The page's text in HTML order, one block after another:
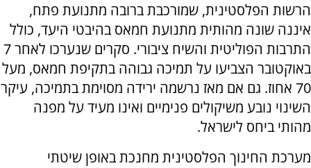
הרשות הפלסטינית, שמורכבת ברובה מתנועת פתח,
איננה שונה מהותית מתנועת חמאס בהיבטי היעד, כולל
התרבות הפוליטית והשיח ציבורי. סקרים שנערכו לאחר 7
באוקטובר הצביעו על תמיכה גבוהה בתקיפת חמאס, מעל
70 אחוז. גם אם מאז נרשמה ירידה מסוימת בתמיכה, עיקר
השינוי נובע משיקולים פנימיים ואינו מעיד על מפנה
מהותי ביחס לישראל.
מערכת החינוך הפלסטינית מחנכת באופן שיטתי